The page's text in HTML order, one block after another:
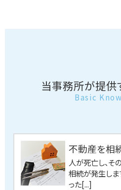
当事務所が提供
Basic
不動産を相
人が死亡し、そ
相続が発生しま
った[...]